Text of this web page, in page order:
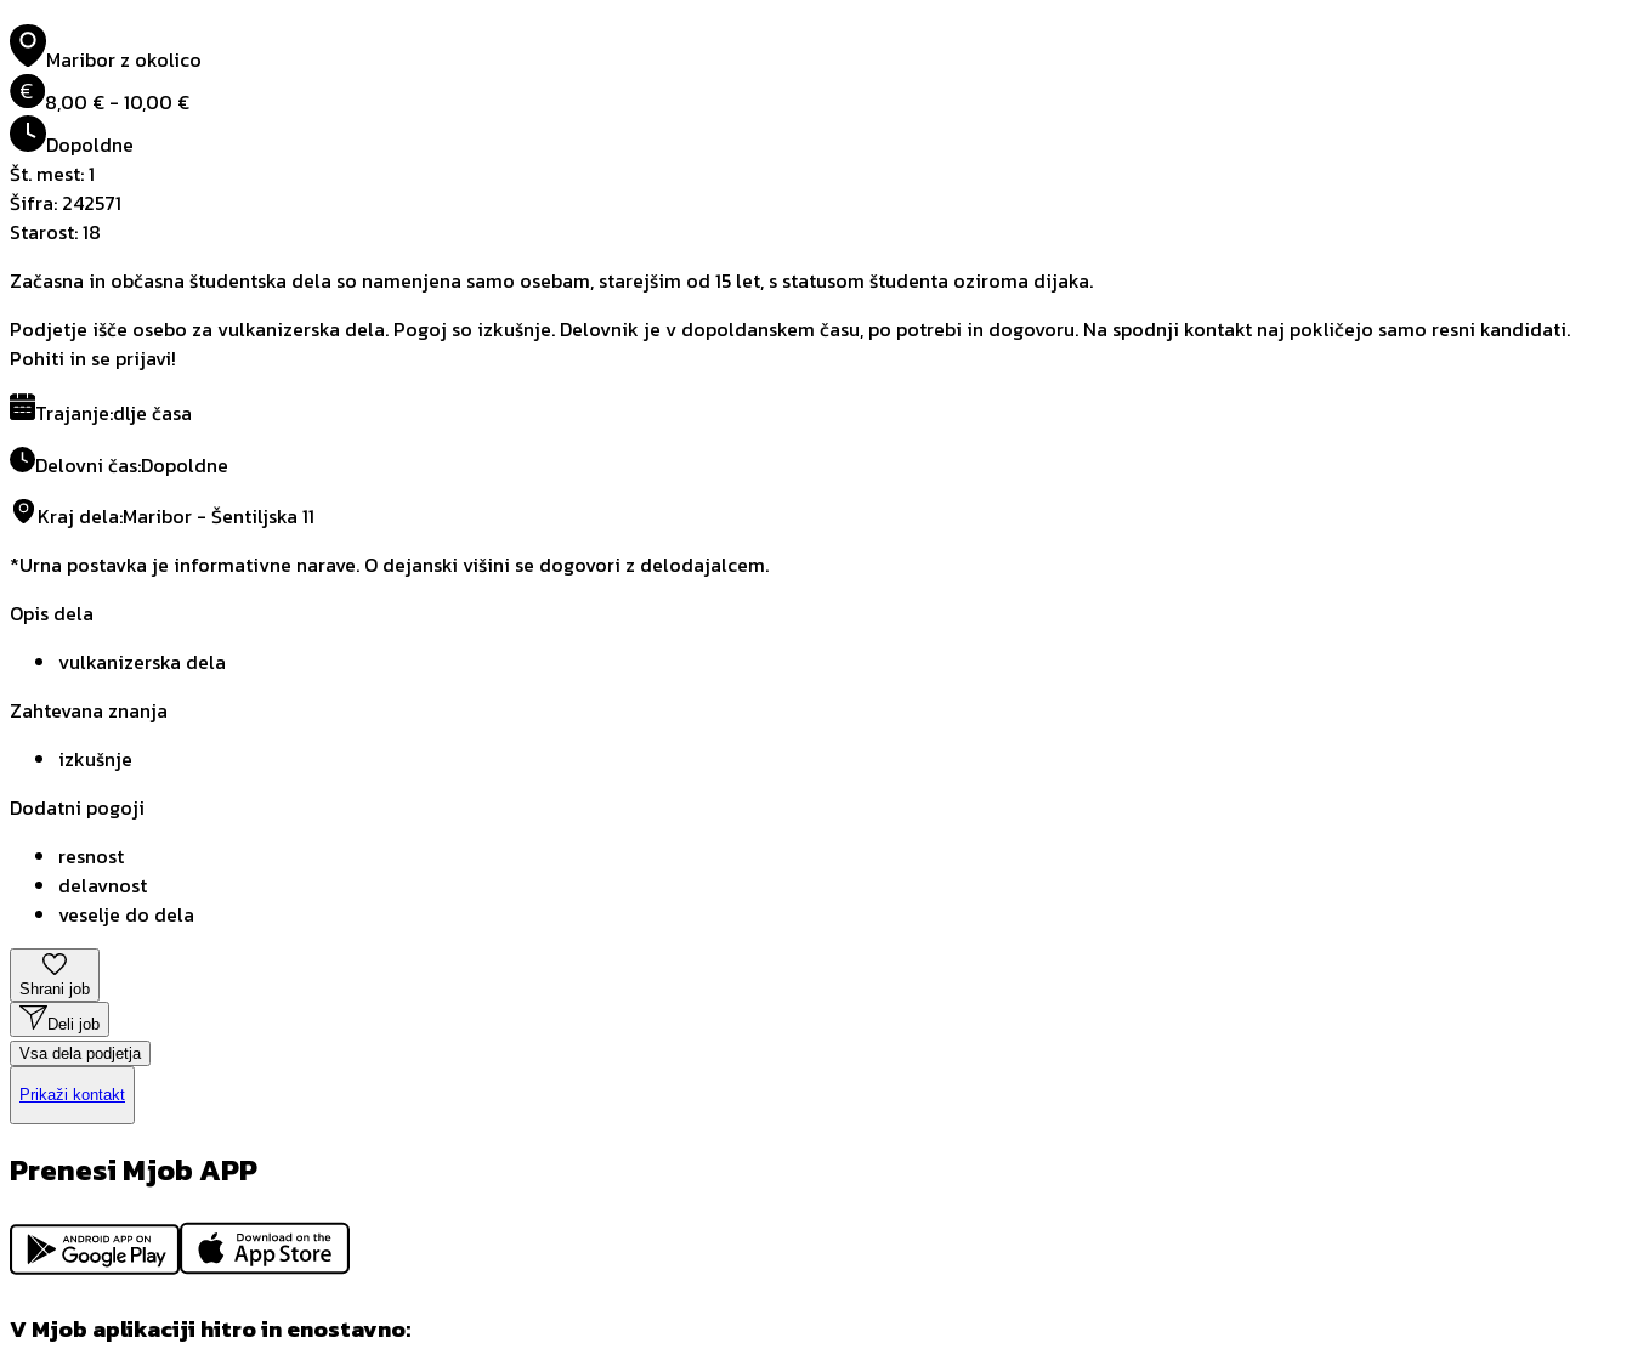
Maribor z okolico
€ 8,00 € - 10,00 €
Dopoldne
Št. mest:1
Šifra: 242571
Starost:18
Začasna in občasna študentska dela so namenjena samo osebam, starejšim od 15 let, s statusom študenta oziroma dijaka.
Podjetje išče osebo za vulkanizerska dela. Pogoj so izkušnje. Delovnik je v dopoldanskem času, po potrebi in dogovoru. Na spodnji kontakt naj pokličejo samo resni kandidati.
Pohiti in se prijavi!
Trajanje:dlje časa
Delovni čas:Dopoldne
Kraj dela:Maribor - Šentiljska 11
*Urna postavka je informativne narave. O dejanski višini se dogovori z delodajalcem.
Opis dela
vulkanizerska dela
Zahtevana znanja
izkušnje
Dodatni pogoji
resnost
delavnost
veselje do dela
Shrani job
Deli job
Vsa dela podjetja
Prikaži kontakt
Prenesi Mjob APP
V Mjob aplikaciji hitro in enostavno: